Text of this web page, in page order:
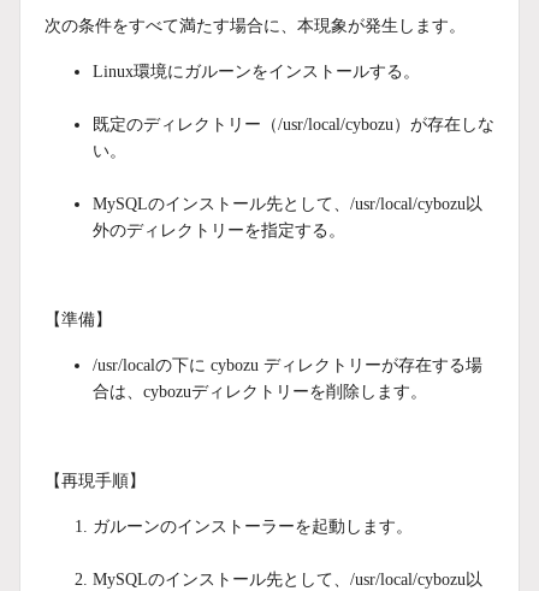
次の条件をすべて満たす場合に、本現象が発生します。
Linux環境にガルーンをインストールする。
既定のディレクトリー（/usr/local/cybozu）が存在しな
い。
MySQLのインストール先として、/usr/local/cybozu以
外のディレクトリーを指定する。
【準備】
/usr/localの下に cybozu ディレクトリーが存在する場
合は、cybozuディレクトリーを削除します。
【再現手順】
ガルーンのインストーラーを起動します。
MySQLのインストール先として、/usr/local/cybozu以